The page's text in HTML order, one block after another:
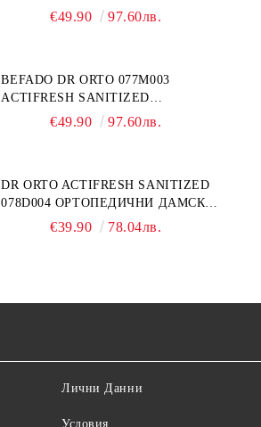
ЗА ГИПСИРАН ИЛИ СВРЪХ
€49.90 97.60лв.
BEFADO DR ORTO 077M003
ACTIFRESH SANITIZED
ОРТОПЕДИЧНИ САНДАЛИ ЗА
€49.90 97.60лв.
DR ORTO ACTIFRESH SANITIZED
078D004 ОРТОПЕДИЧНИ ДАМСКИ
ЧЕХЛИ ЗА МНОГО ОТЕКЪЛ КРАК,
€39.90 78.04лв.
Лични Данни
Условия